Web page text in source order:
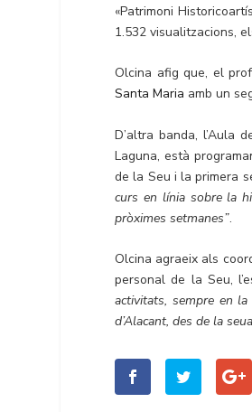
«Patrimoni
1.532 visualitzacions,
Olcina afig que, el
Santa Maria amb un
D’altra banda, l’Aula
Laguna, està
de la Seu i la primera
curs en línia sobre la
pròximes setmanes”.
Olcina agraeix als
personal de la Seu,
activitats, sempre en
d’Alacant, des de la